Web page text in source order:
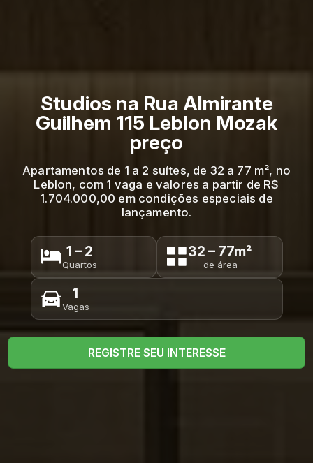
Studios na Rua Almirante
Guilhem 115 Leblon Mozak
preço
Apartamentos de 1 a 2 suítes, de 32 a 77 m², no
Leblon, com 1 vaga e valores a partir de R$
1.704.000,00 em condições especiais de
lançamento.
1 – 2
Quartos
32 – 77m²
de área
1
Vagas
REGISTRE SEU INTERESSE